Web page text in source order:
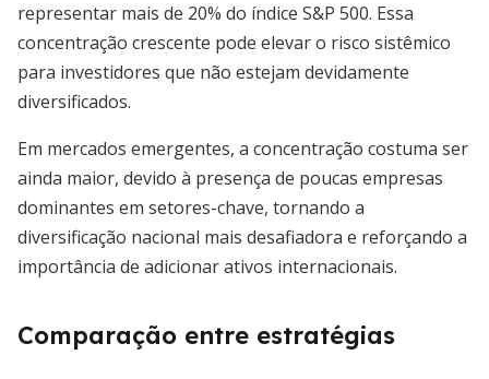
representar mais de 20% do índice S&P 500. Essa
concentração crescente pode elevar o risco sistêmico
para investidores que não estejam devidamente
diversificados.
Em mercados emergentes, a concentração costuma ser
ainda maior, devido à presença de poucas empresas
dominantes em setores-chave, tornando a
diversificação nacional mais desafiadora e reforçando a
importância de adicionar ativos internacionais.
Comparação entre estratégias